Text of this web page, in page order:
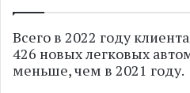
Всего в 2022 году
426 новых легковых
меньше, чем в 2021 году.